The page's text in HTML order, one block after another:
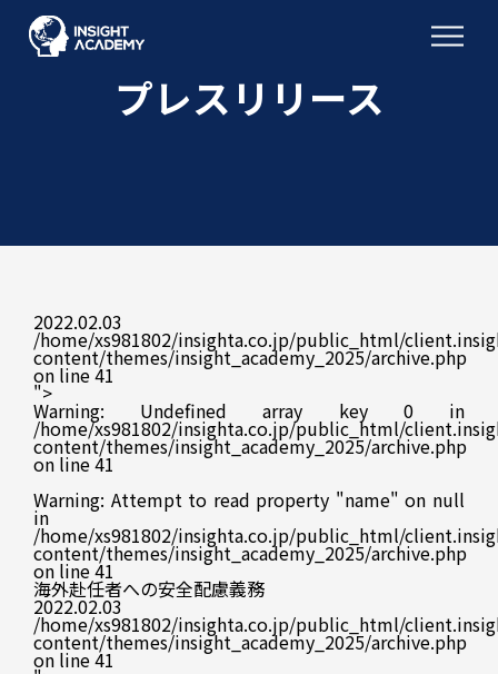
プレスリリース
2022.02.03
/home/xs981802/insighta.co.jp/public_html/
content/themes/insight_academy_2025/archive.php
on line41
">
Warning: Undefined array key 0 in
/home/xs981802/insighta.co.jp/public_html/
content/themes/insight_academy_2025/archive.php
on line41
Warning: Attempt to read property "name" on null
in
/home/xs981802/insighta.co.jp/public_html/
content/themes/insight_academy_2025/archive.php
on line41
海外赴任者への安全配慮義務
2022.02.03
/home/xs981802/insighta.co.jp/public_html/
content/themes/insight_academy_2025/archive.php
on line41